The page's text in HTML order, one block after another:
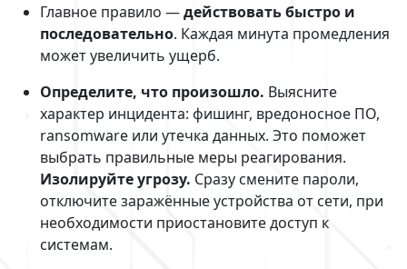
Главное правило —действовать быстро и
последовательно. Каждая минута промедления
может увеличить ущерб.
Определите, что произошло. Выясните
характер инцидента: фишинг, вредоносное ПО,
ransomware или утечка данных. Это поможет
выбрать правильные меры реагирования.
Изолируйте угрозу. Сразу смените пароли,
отключите заражённые устройства от сети, при
необходимости приостановите доступ к
системам.